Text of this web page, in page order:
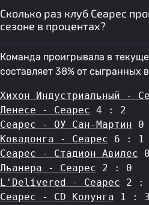
Сколько раз клуб Сеарес
сезоне в процентах?
Команда проигрывала в
составляет 38% от сыгранных
Хихон Индустриальный -
Ленесе - Сеарес 4 : 2
Сеарес - ОУ Сан-Мартин 0
Ковадонга - Сеарес 6 : 1
Сеарес - Стадион Авилес
Льанера - Сеарес 2 : 0
L'Delivered - Сеарес 2 :
Сеарес - CD Колунга 1 : 3